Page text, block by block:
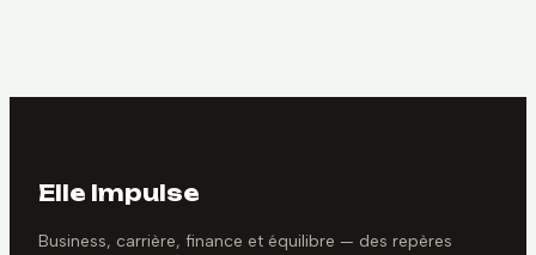
Elle Impulse
Business, carrière, finance et équilibre — des repères